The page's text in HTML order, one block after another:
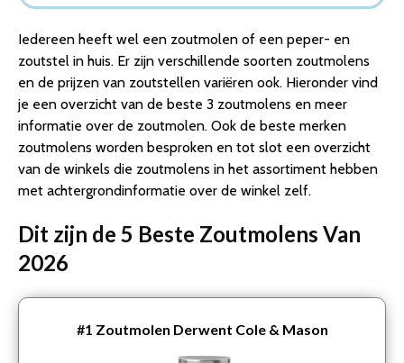
Iedereen heeft wel een zoutmolen of een peper- en
zoutstel in huis. Er zijn verschillende soorten zoutmolens
en de prijzen van zoutstellen variëren ook. Hieronder vind
je een overzicht van de beste 3 zoutmolens en meer
informatie over de zoutmolen. Ook de beste merken
zoutmolens worden besproken en tot slot een overzicht
van de winkels die zoutmolens in het assortiment hebben
met achtergrondinformatie over de winkel zelf.
Dit zijn de 5 Beste Zoutmolens Van
2026
#1 Zoutmolen Derwent Cole & Mason